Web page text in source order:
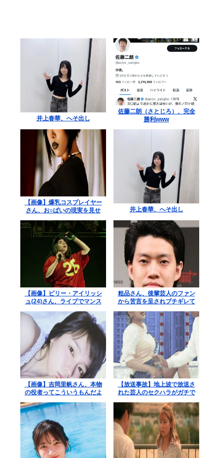
井上春華、へそ出し
佐藤二朗（さとじろ）、完全
勝利www
【画像】爆乳コスプレイヤー
さん、お○ぱいの現実を見せ
井上春華、へそ出し
【画像】ビリー・アイリッシ
ュ(24)さん、ライブでマンス
粗品さん、後輩芸人のファン
から苦言を呈されブチギレて
【画像】吉岡里帆さん、本物
の役者ってこういうもんだよ
【放送事故】地上波で放送さ
れた芸人のセクハラがガチで